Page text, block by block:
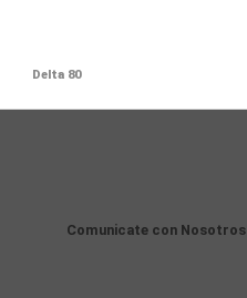
Delta 80
Comunicate con Nosotros